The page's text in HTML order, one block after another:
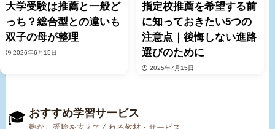
大学受験は推薦と一般ど
っち？総合型との違いも
双子の母が整理
2026年6月15日
指定校推薦を希望する前
に知っておきたい5つの
注意点｜後悔しない進路
選びのために
2025年7月15日
🎓 おすすめ学習サービス